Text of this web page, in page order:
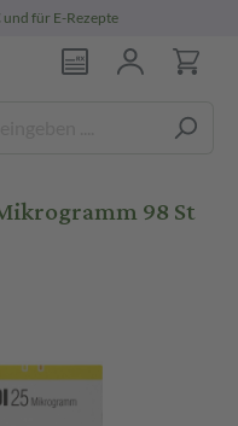
und für E-Rezepte
98 St